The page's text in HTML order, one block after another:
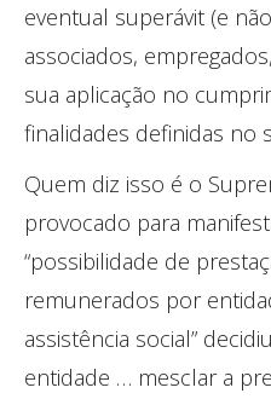
eventual superávit (e
associados,
sua aplicação no
finalidades definidas no
Quem diz isso é o
provocado para
“possibilidade de
remunerados por
assistência social”
entidade … mesclar a